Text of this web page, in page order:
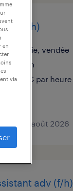
(f/h)
la verrie, vendée
intérim
12,31 € par heure
le 4 août 2026
adv (f/h)
en
via